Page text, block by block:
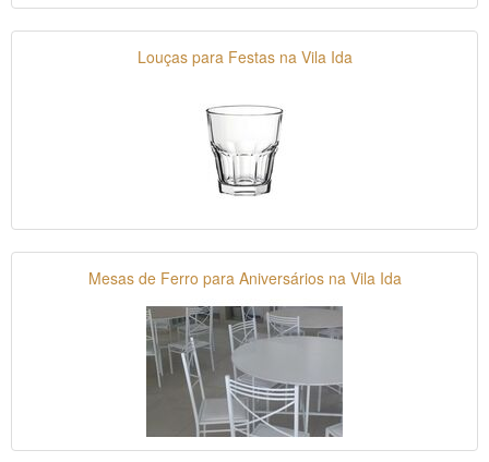
Louças para Festas na Vila Ida
Mesas de Ferro para Aniversários na Vila Ida